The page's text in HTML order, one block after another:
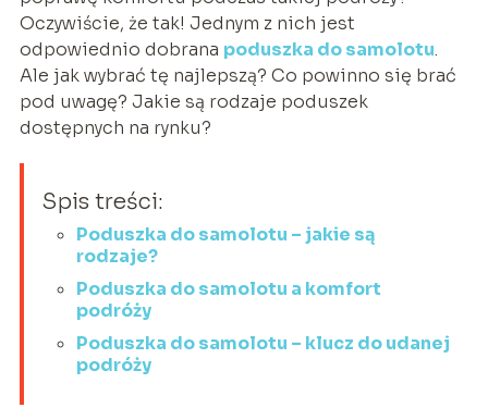
Oczywiście, że tak! Jednym z nich jest
odpowiednio dobrana poduszka do samolotu.
Ale jak wybrać tę najlepszą? Co powinno się brać
pod uwagę? Jakie są rodzaje poduszek
dostępnych na rynku?
Spis treści:
Poduszka do samolotu – jakie są
rodzaje?
Poduszka do samolotu a komfort
podróży
Poduszka do samolotu – klucz do udanej
podróży